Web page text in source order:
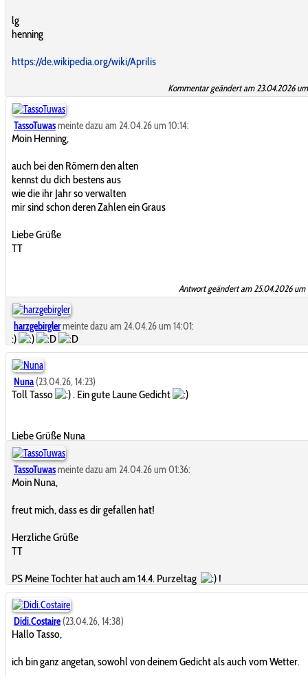
lg
henning
https://de.wikipedia.org/wiki/Aprilis
Kommentar geändert am 23.04.2026 um
TassoTuwasmeinte dazu am 24.04.26 um 10:14:
Moin Henning,
auch bei den Römern den alten
kennst du dich bestens aus
wie die ihr Jahr so verwalten
mir sind schon deren Zahlen ein Graus
Liebe Grüße
TT
Antwort geändert am 25.04.2026 um
harzgebirglermeinte dazu am 24.04.26 um 14:01:
:)
Nuna (23.04.26, 14:23)
Toll Tasso . Ein gute Laune Gedicht
Liebe Grüße Nuna
TassoTuwasmeinte dazu am 24.04.26 um 01:36:
Moin Nuna,
freut mich, dass es dir gefallen hat!
Herzliche Grüße
TT
PS Meine Tochter hat auch am 14.4. Purzeltag !
Didi.Costaire (23.04.26, 14:38)
Hallo Tasso,
ich bin ganz angetan, sowohl von deinem Gedicht als auch vom Wetter.